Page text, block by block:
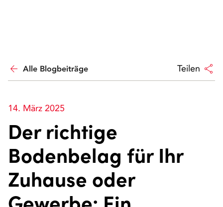
arrow_back Alle Blogbeiträge Teilen share
14. März 2025
Der richtige
Bodenbelag für Ihr
Zuhause oder